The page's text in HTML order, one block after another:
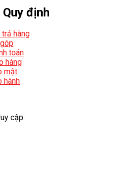
định
hàng
toán
hàng
mật
hành
cập: